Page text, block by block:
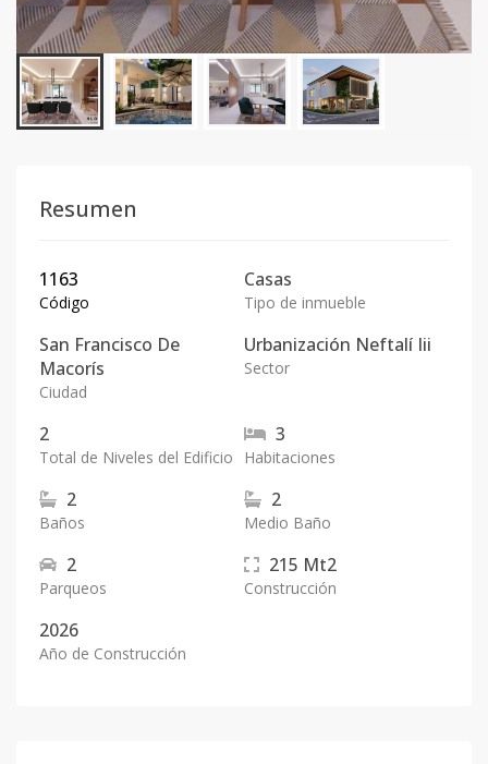
Resumen
1163
Código
Casas
Tipo de inmueble
San Francisco De
Macorís
Ciudad
Urbanización Neftalí Iii
Sector
2
Total de Niveles del Edificio
3
Habitaciones
2
Baños
2
Medio Baño
2
Parqueos
215 Mt2
Construcción
2026
Año de Construcción